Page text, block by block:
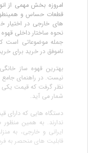
امروزه بخش مهمی از
قطعات حساس و
های خارجی در اختیار
نحوه ساختار داخلی
جمله موضوعاتی است
ناموفق در خرید برای
بهترین قهوه ساز
نیست. در راهنمای جامع
نظر گرفت که قیمت یکی
شمار می آید.
دستگاه هایی که دارای
ندارند. به همین
ایرانی و خارجی، به
قابلیت های منحصر به